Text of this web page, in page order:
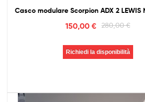
Casco modulare Scorpion ADX 2 LEWIS
280,00€
150,00€
Richiedi la disponibilità